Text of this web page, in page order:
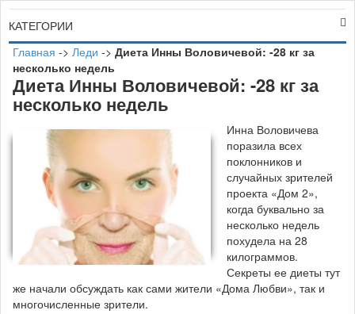
КАТЕГОРИИ
Главная -> Леди -> Диета Инны Воловичевой: -28 кг за
несколько недель
Диета Инны Воловичевой: -28 кг за
несколько недель
Инна Воловичева
поразила всех
поклонников и
случайных зрителей
проекта «Дом 2»,
когда буквально за
несколько недель
похудела на 28
килограммов.
Секреты ее диеты тут
же начали обсуждать как сами жители «Дома Любви», так и
многочисленные зрители.